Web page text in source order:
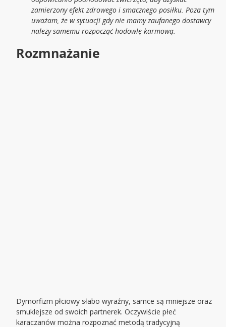
zamierzony efekt zdrowego i smacznego posiłku. Poza tym
uważam, że w sytuacji gdy nie mamy zaufanego dostawcy
należy samemu rozpocząć hodowlę karmową.
Rozmnażanie
Dymorfizm płciowy słabo wyraźny, samce są mniejsze oraz
smuklejsze od swoich partnerek. Oczywiście płeć
karaczanów można rozpoznać metodą tradycyjną